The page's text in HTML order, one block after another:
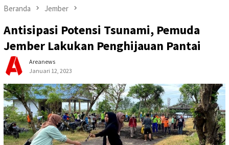
Beranda Jember
Antisipasi Potensi Tsunami, Pemuda
Jember Lakukan Penghijauan Pantai
Areanews
Januari 12, 2023